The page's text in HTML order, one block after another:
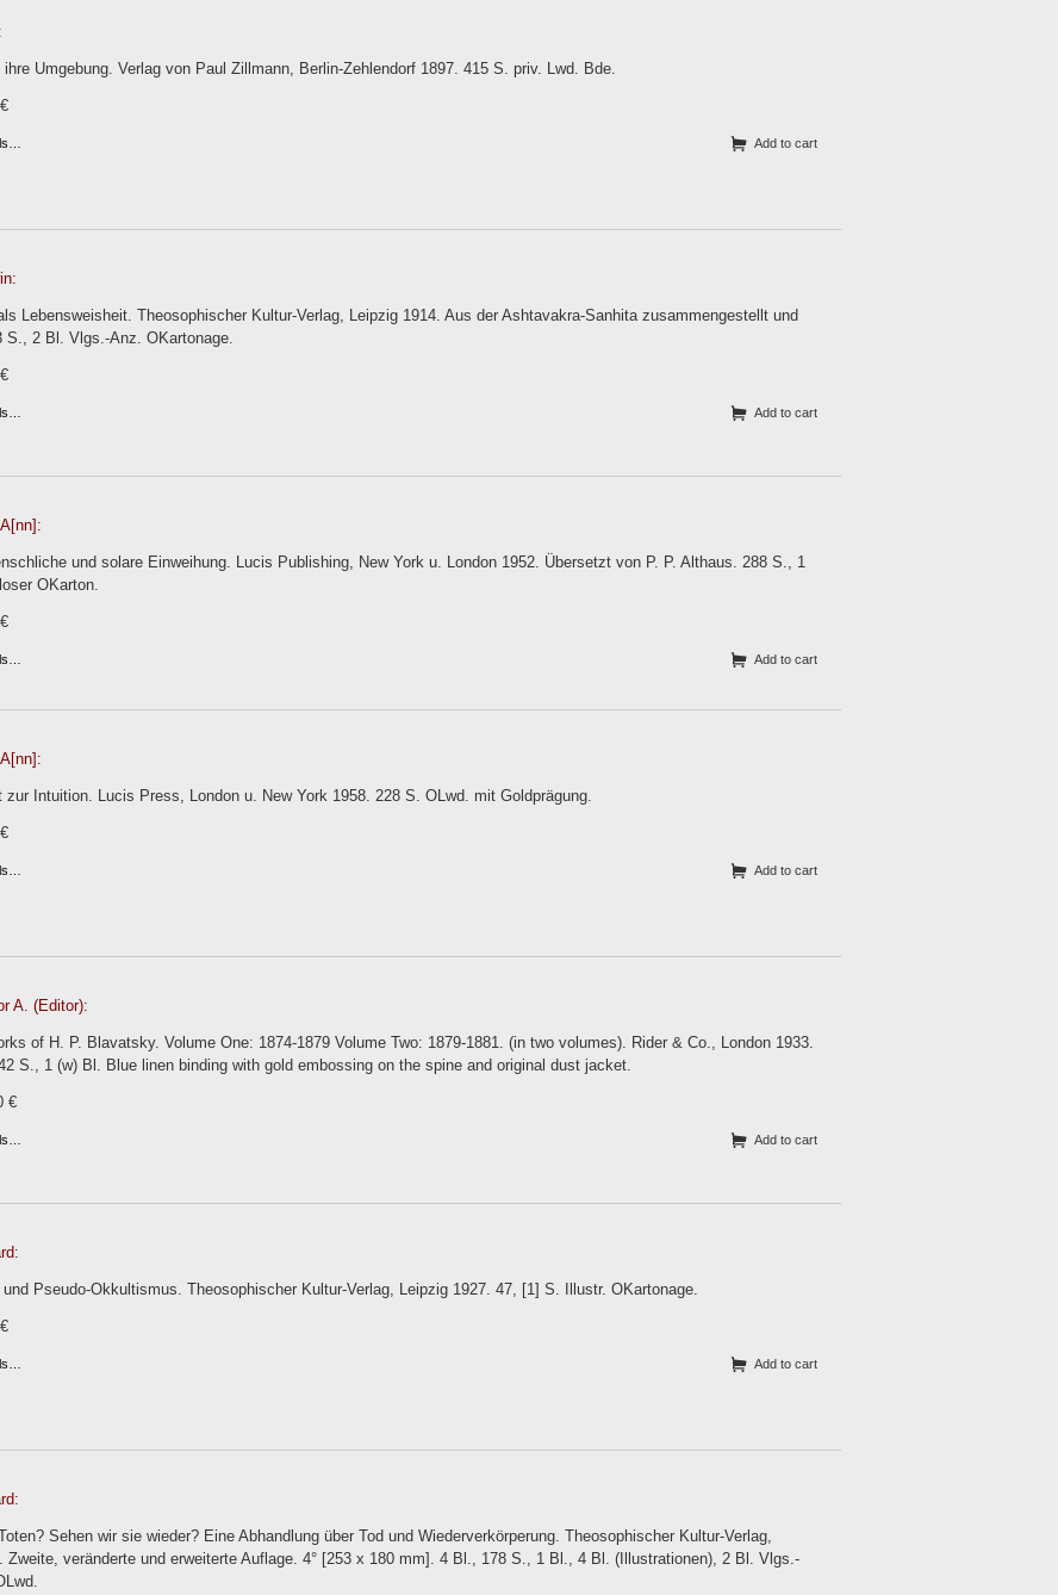
ihre Umgebung. Verlag von Paul Zillmann, Berlin-Zehlendorf 1897. 415 S. priv. Lwd. Bde.
Add to cart
Lebensweisheit. Theosophischer Kultur-Verlag, Leipzig 1914. Aus der Ashtavakra-Sanhita zusammengestellt und
S., 2 Bl. Vlgs.-Anz. OKartonage.
Add to cart
und solare Einweihung. Lucis Publishing, New York u. London 1952. Übersetzt von P. P. Althaus. 288 S., 1
OKarton.
Add to cart
zur Intuition. Lucis Press, London u. New York 1958. 228 S. OLwd. mit Goldprägung.
Add to cart
A. (Editor):
of H. P. Blavatsky. Volume One: 1874-1879 Volume Two: 1879-1881. (in two volumes). Rider & Co., London 1933.
S., 1 (w) Bl. Blue linen binding with gold embossing on the spine and original dust jacket.
€
Add to cart
Pseudo-Okkultismus. Theosophischer Kultur-Verlag, Leipzig 1927. 47, [1] S. Illustr. OKartonage.
Add to cart
Sehen wir sie wieder? Eine Abhandlung über Tod und Wiederverkörperung. Theosophischer Kultur-Verlag,
Zweite, veränderte und erweiterte Auflage. 4° [253 x 180 mm]. 4 Bl., 178 S., 1 Bl., 4 Bl. (Illustrationen), 2 Bl. Vlgs.-